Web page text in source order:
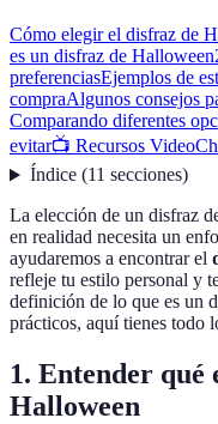
Cómo elegir el disfraz de
es un disfraz de Halloween
preferenciasEjemplos de
compraAlgunos consejos
Comparando diferentes
evitar📺 Recursos Video
Índice(11 secciones)
La elección de un disfraz
en realidad necesita un
ayudaremos a encontrar el
refleje tu estilo personal y
definición de lo que es un
prácticos, aquí tienes todo
1. Entender qué
Halloween